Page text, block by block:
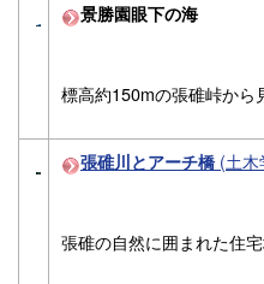
景勝園眼下の海
標高約150mの張碓峠から
張碓川とアーチ橋 (土
張碓の自然に囲まれた住